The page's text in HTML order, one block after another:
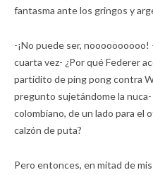
fantasma ante los gringos y
-¡No puede ser,
cuarta vez- ¿Por qué Federer
partidito de ping pong contra
pregunto sujetándome la
colombiano, de un lado para el
calzón de puta?
Pero entonces, en mitad de